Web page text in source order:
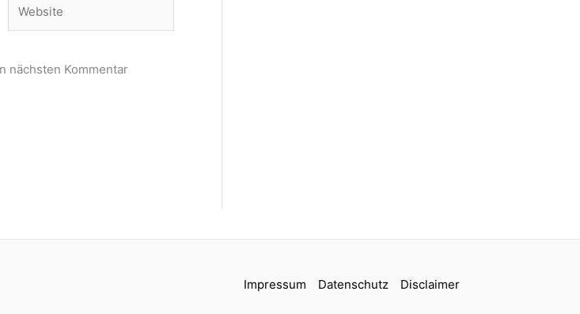
nächsten Kommentar
Impressum Datenschutz Disclaimer